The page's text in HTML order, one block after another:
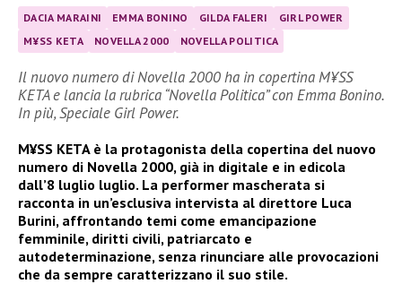
DACIA MARAINI EMMA BONINO GILDA FALERI
GIRL POWER
M¥SS KETA
NOVELLA 2000 NOVELLA POLITICA
Il nuovo numero di Novella 2000 ha in copertina M¥SS
KETA e lancia la rubrica “Novella Politica” con Emma Bonino.
In più, Speciale Girl Power.
M¥SS KETA è la protagonista della copertina del nuovo
numero di Novella 2000, già in digitale e in edicola
dall’8 luglio luglio. La performer mascherata si
racconta in un’esclusiva intervista al direttore Luca
Burini, affrontando temi come emancipazione
femminile, diritti civili, patriarcato e
autodeterminazione, senza rinunciare alle provocazioni
che da sempre caratterizzano il suo stile.